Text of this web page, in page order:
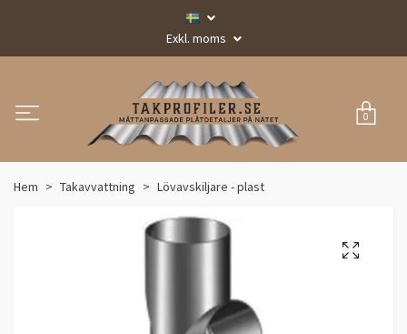
Exkl. moms
0
Hem Takavvattning Lövavskiljare - plast